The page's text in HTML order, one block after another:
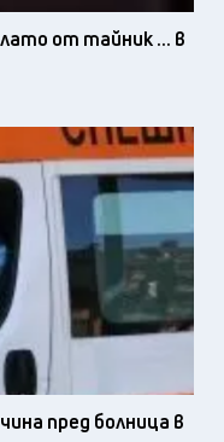
от тайник ... в
пред болница в